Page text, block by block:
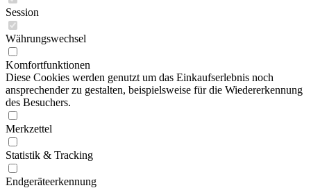
Session
Währungswechsel
Komfortfunktionen
Diese Cookies werden genutzt um das Einkaufserlebnis noch
ansprechender zu gestalten, beispielsweise für die Wiedererkennung
des Besuchers.
Merkzettel
Statistik & Tracking
Endgeräteerkennung